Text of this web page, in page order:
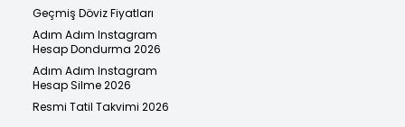
Geçmiş Döviz Fiyatları
Adım Adım Instagram
Hesap Dondurma 2026
Adım Adım Instagram
Hesap Silme 2026
Resmi Tatil Takvimi 2026